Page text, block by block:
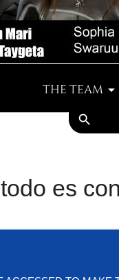
THE TEAM
search
es